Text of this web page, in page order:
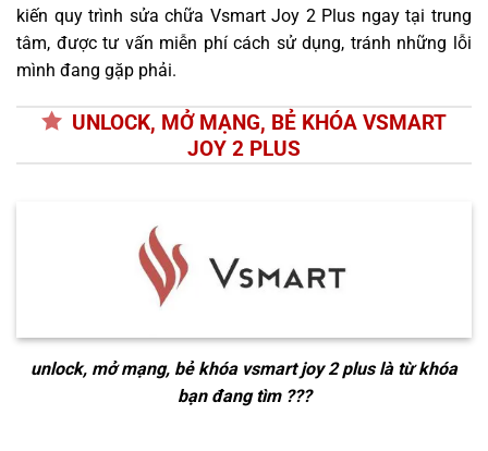
kiến quy trình sửa chữa Vsmart Joy 2 Plus ngay tại trung
tâm, được tư vấn miễn phí cách sử dụng, tránh những lỗi
mình đang gặp phải.
UNLOCK, MỞ MẠNG, BẺ KHÓA VSMART
JOY 2 PLUS
unlock, mở mạng, bẻ khóa vsmart joy 2 pluslà từ khóa
bạn đang tìm ???